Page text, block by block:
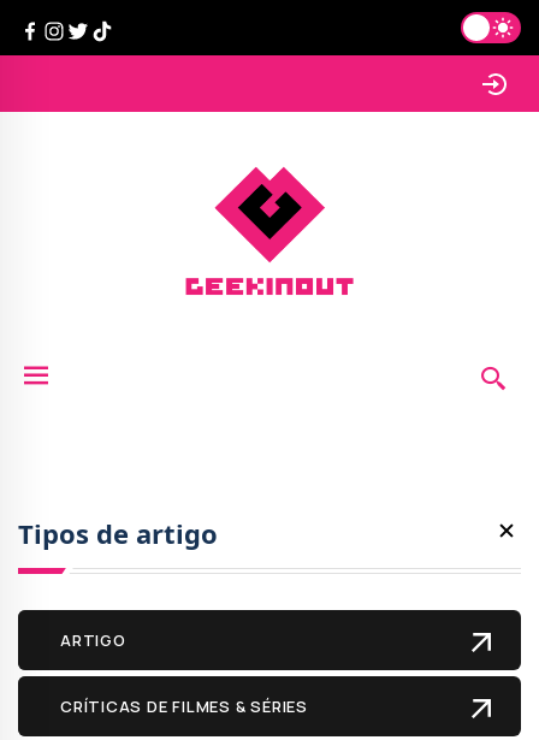
Tipos de artigo
ARTIGO
CRÍTICAS DE FILMES & SÉRIES